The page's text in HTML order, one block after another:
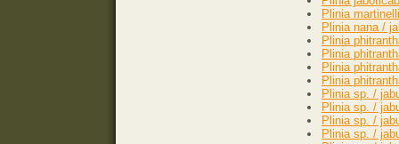
Plinia
Plinia nana /
Plinia
Plinia
Plinia
Plinia
Plinia sp. /
Plinia sp. /
Plinia sp. /
Plinia sp. /